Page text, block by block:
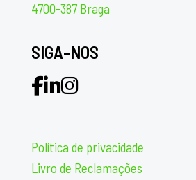
4700-387 Braga
SIGA-NOS
Política de privacidade
Livro de Reclamações